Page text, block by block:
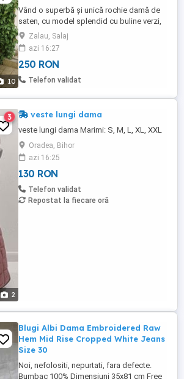
10
Vând o superbă și unică rochie damă de
saten, cu model splendid cu buline verzi,
cu croială clasică elegantă inspirată din
stilul " Pretty Woman"! Materialul de saten
cu luciu de mătase cade frumos pe corp,
iar cordonul lat evidențiază superb silueta
dumneavoastră! Dacă căutați rochia
Zalau, Salaj
azi 16:27
250 RON
Telefon validat
2
3 veste lungi dama
veste lungi dama Marimi: S, M, L, XL, XXL
Oradea, Bihor
azi 16:25
130 RON
Telefon validat
Repostat la fiecare oră
Blugi Albi Dama Embroidered Raw
Hem Mid Rise Cropped White Jeans
Size 30
Noi, nefolositi, nepurtati, fara defecte.
Bumbac 100% Dimensiuni 35x81 cm Free